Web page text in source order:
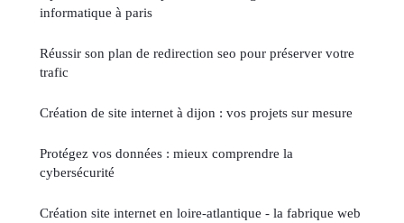
informatique à paris
Réussir son plan de redirection seo pour préserver votre
trafic
Création de site internet à dijon : vos projets sur mesure
Protégez vos données : mieux comprendre la
cybersécurité
Création site internet en loire-atlantique - la fabrique web